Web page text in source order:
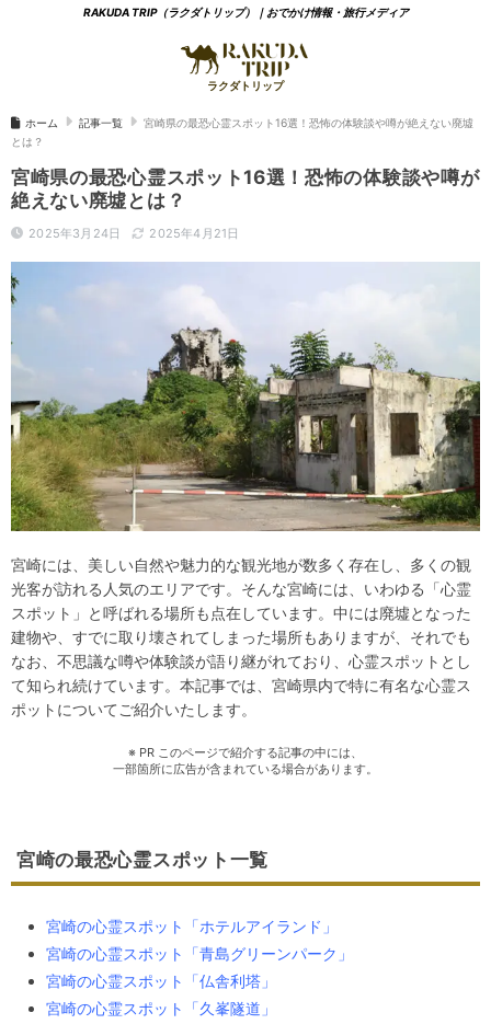
RAKUDA TRIP（ラクダトリップ）｜おでかけ情報・旅行メディア
ホーム 記事一覧
宮崎県の最恐心霊スポット16選！恐怖の体験談や噂が絶えない廃墟
とは？
宮崎県の最恐心霊スポット16選！恐怖の体験談や噂が
絶えない廃墟とは？
2025年3月24日 2025年4月21日
宮崎には、美しい自然や魅力的な観光地が数多く存在し、多くの観
光客が訪れる人気のエリアです。そんな宮崎には、いわゆる「心霊
スポット」と呼ばれる場所も点在しています。中には廃墟となった
建物や、すでに取り壊されてしまった場所もありますが、それでも
なお、不思議な噂や体験談が語り継がれており、心霊スポットとし
て知られ続けています。本記事では、宮崎県内で特に有名な心霊ス
ポットについてご紹介いたします。
※ PR このページで紹介する記事の中には、
一部箇所に広告が含まれている場合があります。
宮崎の最恐心霊スポット一覧
宮崎の心霊スポット「ホテルアイランド」
宮崎の心霊スポット「青島グリーンパーク」
宮崎の心霊スポット「仏舎利塔」
宮崎の心霊スポット「久峯隧道」